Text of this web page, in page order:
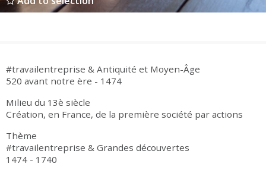
#travailentreprise & Antiquité et Moyen-Âge
520 avant notre ère - 1474
Milieu du 13è siècle
Création, en France, de la première société par actions
Thème
#travailentreprise & Grandes découvertes
1474 - 1740